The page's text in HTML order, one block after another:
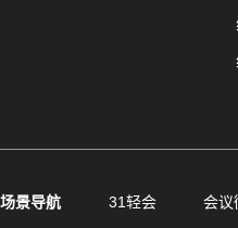
场景导航 31轻会 会议